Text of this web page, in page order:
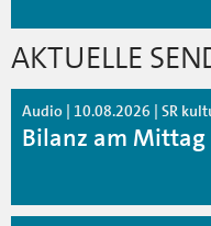
AKTUELLE
Audio | 10.08.2026 | SR
Bilanz am Mittag